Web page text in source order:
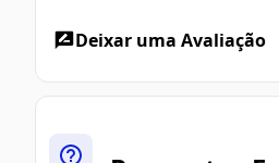
Deixar uma Avaliação